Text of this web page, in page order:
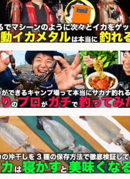
会社名 株式会社天龍
sponsored by 求人ボックス
魚の「バイヤー」貴方の目利きでヒ
ットを生む、裁量バイヤー募集
会社名 株式会社コムライン
sponsored by 求人ボックス
福岡/未経験歓迎「ルート営業」/釣
り好き歓迎/インセンティブ
会社名 広松久水産株式会社
sponsored by 求人ボックス